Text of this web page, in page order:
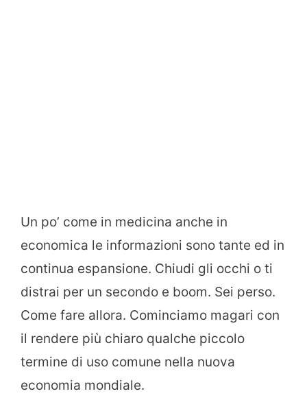
Un po’ come in medicina anche in
economica le informazioni sono tante ed in
continua espansione. Chiudi gli occhi o ti
distrai per un secondo e boom. Sei perso.
Come fare allora. Cominciamo magari con
il rendere più chiaro qualche piccolo
termine di uso comune nella nuova
economia mondiale.